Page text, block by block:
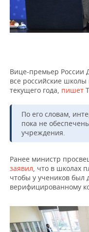
НЕФТЕХИМИЯ
НЕФТЬ
ЭНЕРГЕТИКА
РОЗНИЧНАЯ
НОВОСТИ
МЕРОПРИЯТИЯ
БИЗНЕС-БРАНЧИ
ОТКРЫТАЯ ЛЕКЦИЯ
ФУТБОЛ
БАСКЕТБОЛ
КИБЕРСПОРТ
ВОДНЫЕ ВИДЫ
НОВОСТИ
ИНФРАСТРУКТУРА
КУЛЬТУРА
ОБРАЗОВАНИЕ
ФОТОГАЛЕРЕЯ
СЮЖЕТЫ
СПРАВОЧНИК
СПИСОК
Вице-премьер России
все российские
текущего года, пишет
По его словам,
пока не
учреждения.
Ранее министр
заявил, что в школах
чтобы у учеников был
верифицированному